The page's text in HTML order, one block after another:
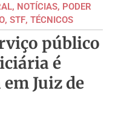
, NOTÍCIAS, PODER
, STF, TÉCNICOS
público
é
Juiz de